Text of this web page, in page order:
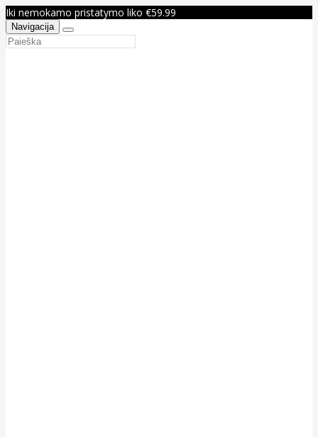
Iki nemokamo pristatymo liko €59.99
Navigacija